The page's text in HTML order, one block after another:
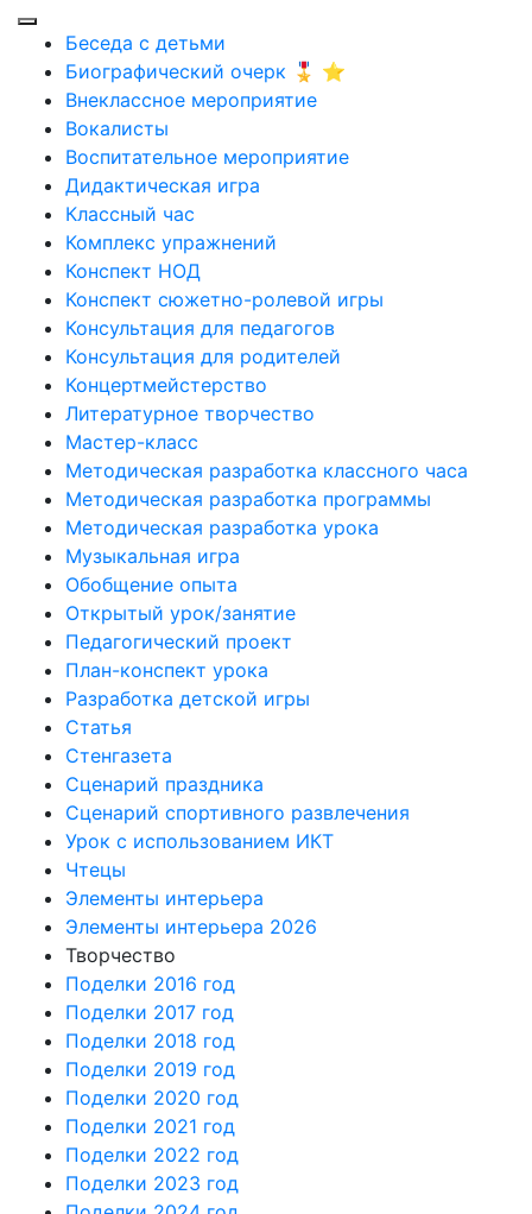
Беседа с детьми
Биографический очерк 🎖️ ⭐
Внеклассное мероприятие
Вокалисты
Воспитательное мероприятие
Дидактическая игра
Классный час
Комплекс упражнений
Конспект НОД
Конспект сюжетно-ролевой игры
Консультация для педагогов
Консультация для родителей
Концертмейстерство
Литературное творчество
Мастер-класс
Методическая разработка классного часа
Методическая разработка программы
Методическая разработка урока
Музыкальная игра
Обобщение опыта
Открытый урок/занятие
Педагогический проект
План-конспект урока
Разработка детской игры
Статья
Стенгазета
Сценарий праздника
Сценарий спортивного развлечения
Урок с использованием ИКТ
Чтецы
Элементы интерьера
Элементы интерьера 2026
Творчество
Поделки 2016 год
Поделки 2017 год
Поделки 2018 год
Поделки 2019 год
Поделки 2020 год
Поделки 2021 год
Поделки 2022 год
Поделки 2023 год